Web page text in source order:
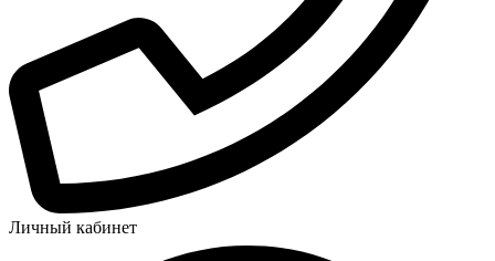
Личный кабинет